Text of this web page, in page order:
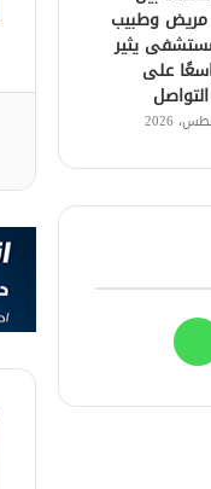
وطبيب
يثير
على
واتساب